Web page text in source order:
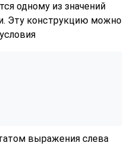
одному из значений
Эту конструкцию можно
выражения слева